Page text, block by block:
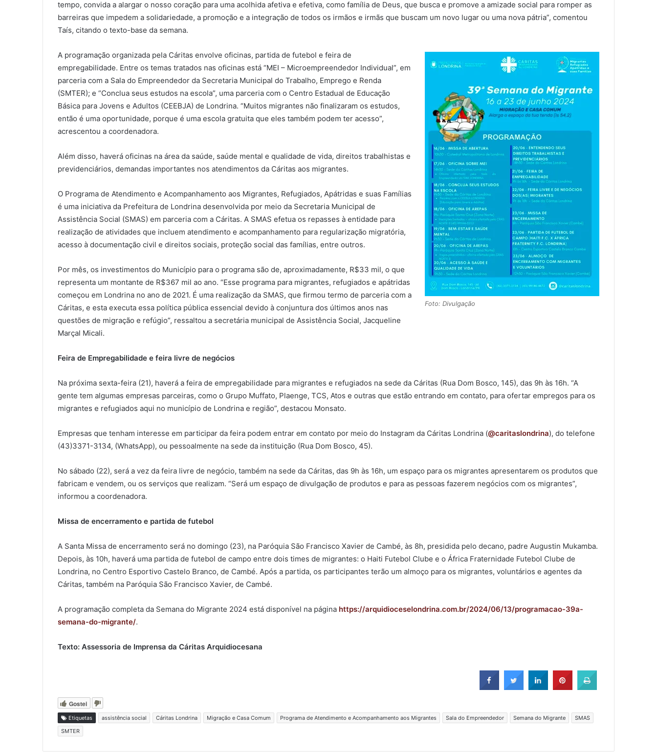
tempo, convida a alargar o nosso coração para uma acolhida afetiva e efetiva, como família de Deus, que busca e promove a amizade social para romper as
barreiras que impedem a solidariedade, a promoção e a integração de todos os irmãos e irmãs que buscam um novo lugar ou uma nova pátria”, comentou
Taís, citando o texto-base da semana.
Foto: Divulgação
A programação organizada pela Cáritas envolve oficinas, partida de futebol e feira de
empregabilidade. Entre os temas tratados nas oficinas está “MEI – Microempreendedor Individual”, em
parceria com a Sala do Empreendedor da Secretaria Municipal do Trabalho, Emprego e Renda
(SMTER); e “Conclua seus estudos na escola”, uma parceria com o Centro Estadual de Educação
Básica para Jovens e Adultos (CEEBJA) de Londrina. “Muitos migrantes não finalizaram os estudos,
então é uma oportunidade, porque é uma escola gratuita que eles também podem ter acesso”,
acrescentou a coordenadora.
Além disso, haverá oficinas na área da saúde, saúde mental e qualidade de vida, direitos trabalhistas e
previdenciários, demandas importantes nos atendimentos da Cáritas aos migrantes.
O Programa de Atendimento e Acompanhamento aos Migrantes, Refugiados, Apátridas e suas Famílias
é uma iniciativa da Prefeitura de Londrina desenvolvida por meio da Secretaria Municipal de
Assistência Social (SMAS) em parceria com a Cáritas. A SMAS efetua os repasses à entidade para
realização de atividades que incluem atendimento e acompanhamento para regularização migratória,
acesso à documentação civil e direitos sociais, proteção social das famílias, entre outros.
Por mês, os investimentos do Município para o programa são de, aproximadamente, R$33 mil, o que
representa um montante de R$367 mil ao ano. “Esse programa para migrantes, refugiados e apátridas
começou em Londrina no ano de 2021. É uma realização da SMAS, que firmou termo de parceria com a
Cáritas, e esta executa essa política pública essencial devido à conjuntura dos últimos anos nas
questões de migração e refúgio”, ressaltou a secretária municipal de Assistência Social, Jacqueline
Marçal Micali.
Feira de Empregabilidade e feira livre de negócios
Na próxima sexta-feira (21), haverá a feira de empregabilidade para migrantes e refugiados na sede da Cáritas (Rua Dom Bosco, 145), das 9h às 16h. “A
gente tem algumas empresas parceiras, como o Grupo Muffato, Plaenge, TCS, Atos e outras que estão entrando em contato, para ofertar empregos para os
migrantes e refugiados aqui no município de Londrina e região”, destacou Monsato.
Empresas que tenham interesse em participar da feira podem entrar em contato por meio do Instagram da Cáritas Londrina (@caritaslondrina), do telefone
(43)3371-3134, (WhatsApp), ou pessoalmente na sede da instituição (Rua Dom Bosco, 45).
No sábado (22), será a vez da feira livre de negócio, também na sede da Cáritas, das 9h às 16h, um espaço para os migrantes apresentarem os produtos que
fabricam e vendem, ou os serviços que realizam. “Será um espaço de divulgação de produtos e para as pessoas fazerem negócios com os migrantes”,
informou a coordenadora.
Missa de encerramento e partida de futebol
A Santa Missa de encerramento será no domingo (23), na Paróquia São Francisco Xavier de Cambé, às 8h, presidida pelo decano, padre Augustin Mukamba.
Depois, às 10h, haverá uma partida de futebol de campo entre dois times de migrantes: o Haiti Futebol Clube e o África Fraternidade Futebol Clube de
Londrina, no Centro Esportivo Castelo Branco, de Cambé. Após a partida, os participantes terão um almoço para os migrantes, voluntários e agentes da
Cáritas, também na Paróquia São Francisco Xavier, de Cambé.
A programação completa da Semana do Migrante 2024 está disponível na página https://arquidioceselondrina.com.br/2024/06/13/programacao-39a-
semana-do-migrante/.
Texto: Assessoria de Imprensa da Cáritas Arquidiocesana
Gostei
Etiquetas assistência social Cáritas Londrina Migração e Casa Comum Programa de Atendimento e Acompanhamento aos Migrantes Sala do Empreendedor Semana do Migrante
SMAS
SMTER